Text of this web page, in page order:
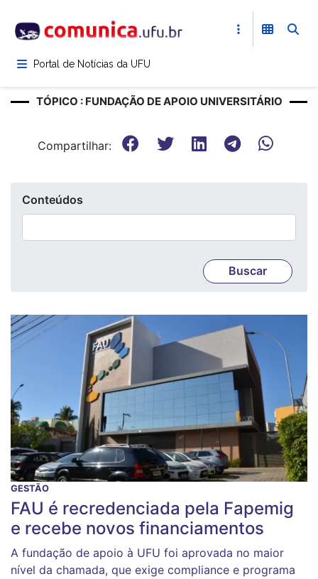
para
conteúdoPortal de Notícias da UFU
TÓPICO : FUNDAÇÃO DE APOIO UNIVERSITÁRIO
Compartilhar:
Conteúdos
GESTÃO
FAU é recredenciada pela Fapemig
e recebe novos financiamentos
A fundação de apoio à UFU foi aprovada no maior
nível da chamada, que exige compliance e programa